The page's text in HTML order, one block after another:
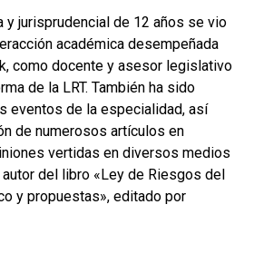
y jurisprudencial de 12 años se vio
académica desempeñada
como docente y asesor legislativo
de la LRT. También ha sido
eventos de la especialidad, así
de numerosos artículos en
vertidas en diversos medios
del libro «Ley de Riesgos del
y propuestas», editado por